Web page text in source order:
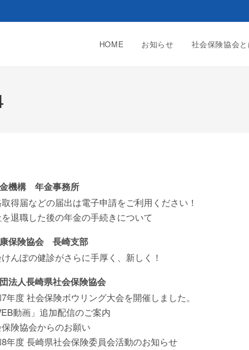
HOME お知らせ 社会保険協会と
機構 年金事務所
得届などの届出は電子申請をご利用ください！
退職した後の年金の手続きについて
保険協会 長崎支部
んぽの健診がさらに手厚く、新しく！
法人長崎県社会保険協会
年度 社会保険ボウリング大会を開催しました。
動画」追加配信のご案内
険協会からのお願い
年度 長崎県社会保険委員会活動のお知らせ